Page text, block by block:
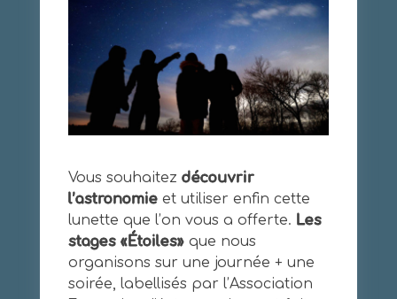
Vous souhaitez découvrir
l’astronomie et utiliser enfin cette
lunette que l’on vous a offerte. Les
stages «Étoiles»que nous
organisons sur une journée + une
soirée, labellisés par l’Association